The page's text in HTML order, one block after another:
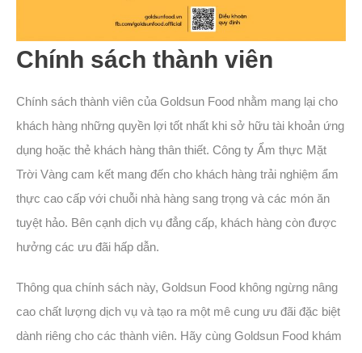
Chính sách thành viên
Chính sách thành viên của Goldsun Food nhằm mang lại cho
khách hàng những quyền lợi tốt nhất khi sở hữu tài khoản ứng
dụng hoặc thẻ khách hàng thân thiết. Công ty Ẩm thực Mặt
Trời Vàng cam kết mang đến cho khách hàng trải nghiệm ẩm
thực cao cấp với chuỗi nhà hàng sang trọng và các món ăn
tuyệt hảo. Bên cạnh dịch vụ đẳng cấp, khách hàng còn được
hưởng các ưu đãi hấp dẫn.
Thông qua chính sách này, Goldsun Food không ngừng nâng
cao chất lượng dịch vụ và tạo ra một mê cung ưu đãi đặc biệt
dành riêng cho các thành viên. Hãy cùng Goldsun Food khám